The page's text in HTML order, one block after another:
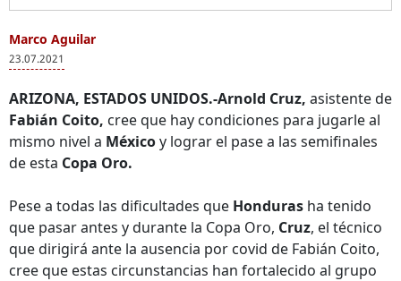
Marco Aguilar
23.07.2021
ARIZONA, ESTADOS UNIDOS.-Arnold Cruz, asistente de
Fabián Coito, cree que hay condiciones para jugarle al
mismo nivel a Méxicoy lograr el pase a las semifinales
de esta Copa Oro.
Pese a todas las dificultades que Honduras ha tenido
que pasar antes y durante la Copa Oro, Cruz, el técnico
que dirigirá ante la ausencia por covid de Fabián Coito,
cree que estas circunstancias han fortalecido al grupo